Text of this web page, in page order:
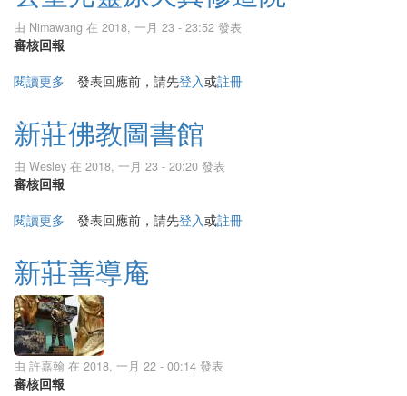
由 Nimawang 在 2018, 一月 23 - 23:52 發表
審核回報
閱讀更多 關於玄聖光靈原天真修道院
發表回應前，請先登入或註冊
新莊佛教圖書館
由 Wesley 在 2018, 一月 23 - 20:20 發表
審核回報
閱讀更多 關於新莊佛教圖書館
發表回應前，請先登入或註冊
新莊善導庵
由 許嘉翰 在 2018, 一月 22 - 00:14 發表
審核回報